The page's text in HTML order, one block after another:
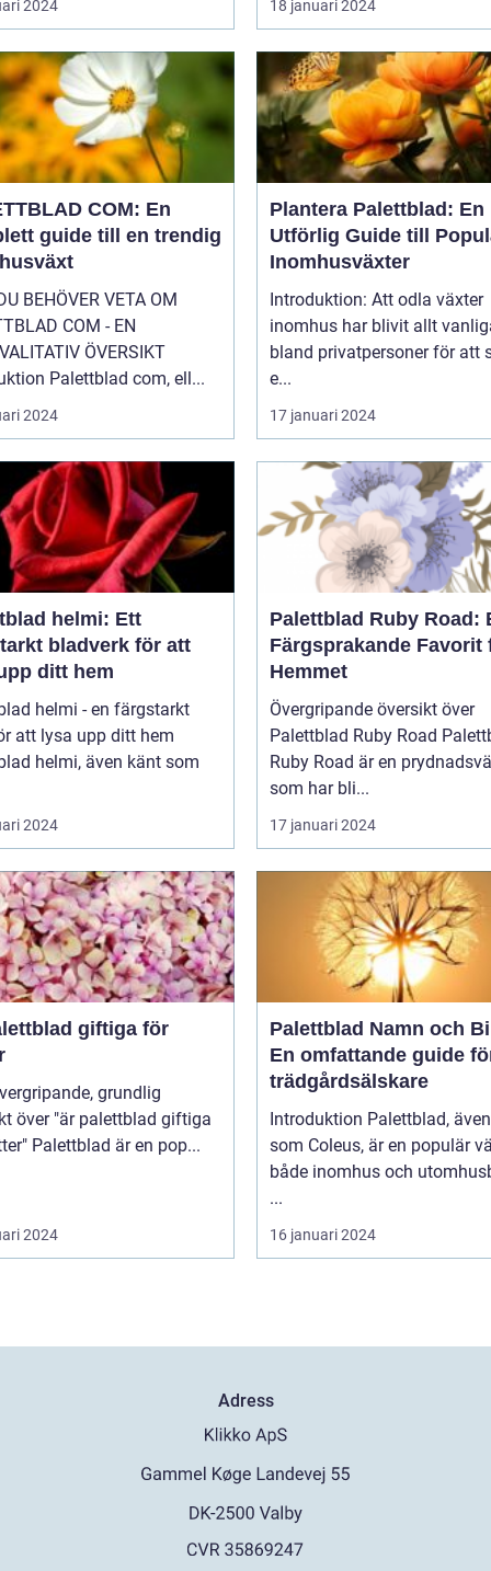
2024 18 januari 2024
COM: En
guide till en trendig
BEHÖVER VETA OM
COM - EN
ÖVERSIKT
Palettblad com, ell...
2024
Plantera Palettblad: En
Utförlig Guide till
Inomhusväxter
Introduktion: Att odla växter
inomhus har blivit allt
bland privatpersoner för att
e...
17 januari 2024
helmi: Ett
bladverk för att
ditt hem
helmi - en färgstarkt
att lysa upp ditt hem
helmi, även känt som
2024
Palettblad Ruby Road:
Färgsprakande Favorit
Hemmet
Övergripande översikt över
Palettblad Ruby Road Palettblad
Ruby Road är en
som har bli...
17 januari 2024
giftiga för
över "är palettblad giftiga
för katter" Palettblad är en pop...
2024
Palettblad Namn och
En omfattande guide
trädgårdsälskare
Introduktion Palettblad,
som Coleus, är en populär
både inomhus och
...
16 januari 2024
Adress